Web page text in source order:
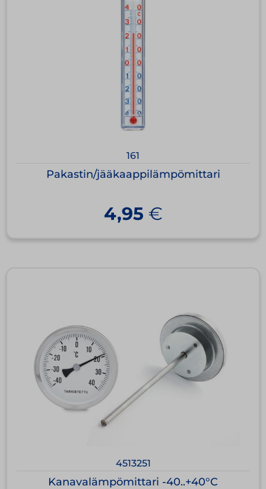
161
Pakastin/jääkaappilämpömittari
4,95 €
4513251
Kanavalämpömittari -40..+40°C